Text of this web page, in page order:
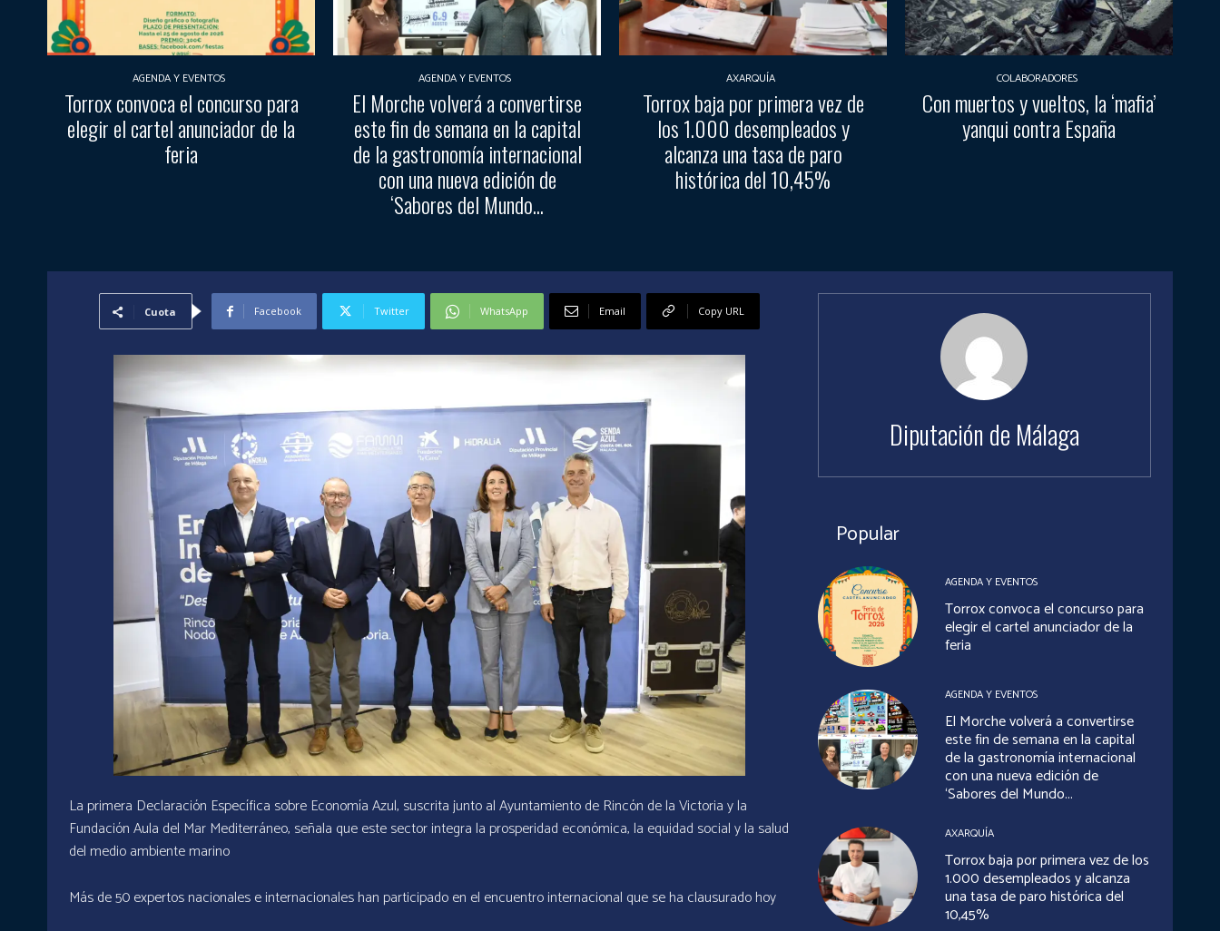
AGENDA Y EVENTOS
Torrox convoca el concurso para
elegir el cartel anunciador de la
feria
AGENDA Y EVENTOS
El Morche volverá a convertirse
este fin de semana en la capital
de la gastronomía internacional
con una nueva edición de
‘Sabores del Mundo...
AXARQUÍA
Torrox baja por primera vez de
los 1.000 desempleados y
alcanza una tasa de paro
histórica del 10,45%
COLABORADORES
Con muertos y vueltos, la ‘mafia’
yanqui contra España
Cuota Facebook Twitter WhatsApp Email Copy URL
La primera Declaración Específica sobre Economía Azul, suscrita junto al Ayuntamiento de Rincón de la Victoria y la
Fundación Aula del Mar Mediterráneo, señala que este sector integra la prosperidad económica, la equidad social y la salud
del medio ambiente marino
Más de 50 expertos nacionales e internacionales han participado en el encuentro internacional que se ha clausurado hoy
Diputación de Málaga
Popular
AGENDA Y EVENTOS
Torrox convoca el concurso para
elegir el cartel anunciador de la
feria
AGENDA Y EVENTOS
El Morche volverá a convertirse
este fin de semana en la capital
de la gastronomía internacional
con una nueva edición de
‘Sabores del Mundo...
AXARQUÍA
Torrox baja por primera vez de los
1.000 desempleados y alcanza
una tasa de paro histórica del
10,45%